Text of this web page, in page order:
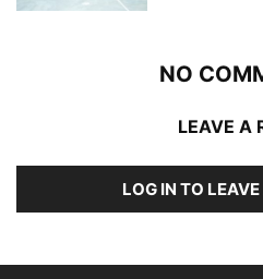
NO
LEAVE A
LOG IN TO